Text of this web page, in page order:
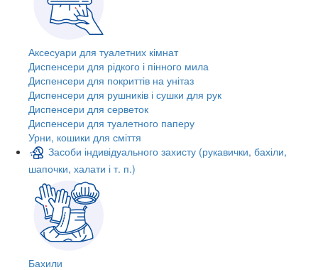
Аксесуари для туалетних кімнат
Диспенсери для рідкого і пінного мила
Диспенсери для покриттів на унітаз
Диспенсери для рушників і сушки для рук
Диспенсери для серветок
Диспенсери для туалетного паперу
Урни, кошики для сміття
Засоби індивідуального захисту (рукавички, бахіли,
шапочки, халати і т. п.)
Бахили